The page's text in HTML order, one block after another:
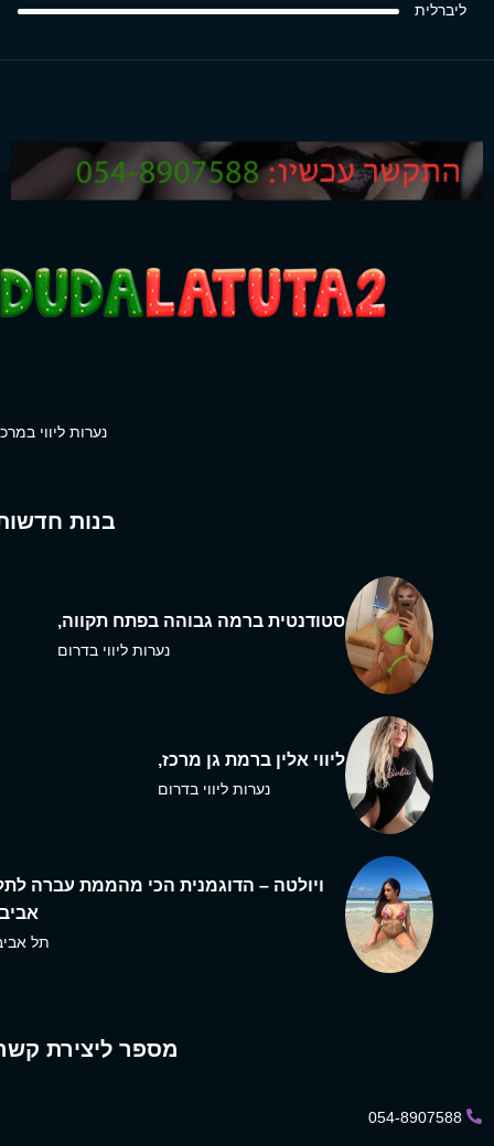
ליברלית
נערות ליווי
בנות
סטודנטית ברמה גבוהה בפתח תקווה,
נערות ליווי בדרום
ליווי אלין ברמת גן מרכז,
נערות ליווי בדרום
ויולטה – הדוגמנית הכי מהממת עברה
תל
מספר ליצירת
054-8907588